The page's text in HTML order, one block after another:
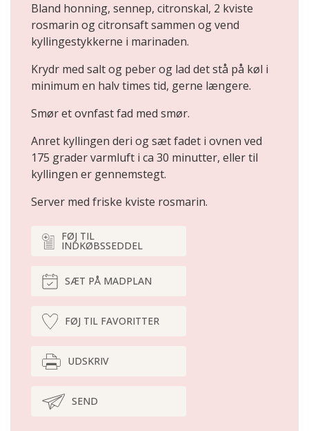
Bland honning, sennep, citronskal, 2 kviste
rosmarin og citronsaft sammen og vend
kyllingestykkerne i marinaden.
Krydr med salt og peber og lad det stå på køl i
minimum en halv times tid, gerne længere.
Smør et ovnfast fad med smør.
Anret kyllingen deri og sæt fadet i ovnen ved
175 grader varmluft i ca 30 minutter, eller til
kyllingen er gennemstegt.
Server med friske kviste rosmarin.
FØJ TIL
INDKØBSSEDDEL
SÆT PÅ MADPLAN
FØJ TIL FAVORITTER
UDSKRIV
SEND